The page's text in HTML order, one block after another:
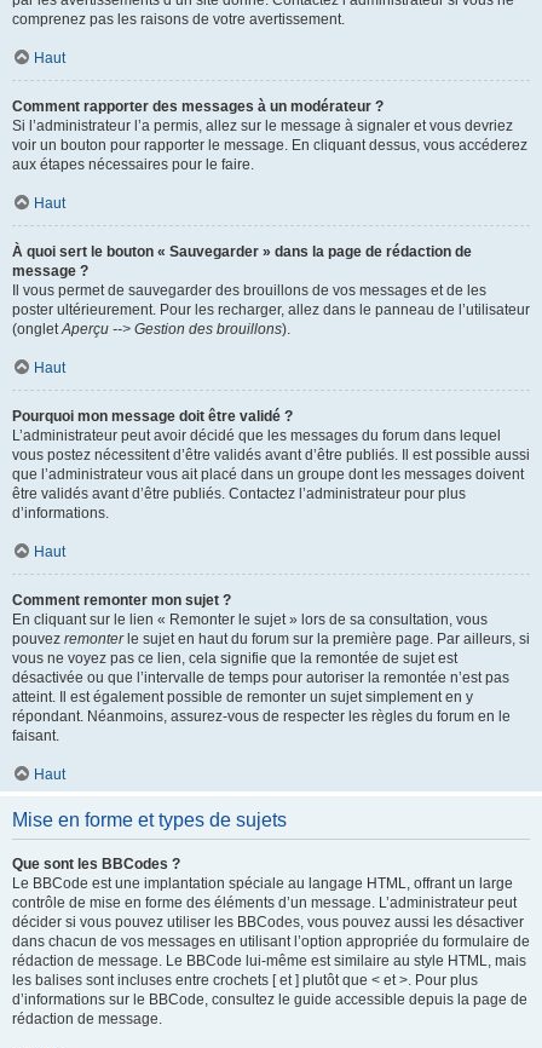
comprenez pas les raisons de votre avertissement.
Haut
Comment rapporter des messages à un modérateur ?
Si l’administrateur l’a permis, allez sur le message à signaler et vous devriez
voir un bouton pour rapporter le message. En cliquant dessus, vous accéderez
aux étapes nécessaires pour le faire.
Haut
À quoi sert le bouton « Sauvegarder » dans la page de rédaction de
message ?
Il vous permet de sauvegarder des brouillons de vos messages et de les
poster ultérieurement. Pour les recharger, allez dans le panneau de l’utilisateur
(ongletAperçu --> Gestion des brouillons).
Haut
Pourquoi mon message doit être validé ?
L’administrateur peut avoir décidé que les messages du forum dans lequel
vous postez nécessitent d’être validés avant d’être publiés. Il est possible aussi
que l’administrateur vous ait placé dans un groupe dont les messages doivent
être validés avant d’être publiés. Contactez l’administrateur pour plus
d’informations.
Haut
Comment remonter mon sujet ?
En cliquant sur le lien « Remonter le sujet » lors de sa consultation, vous
pouvez remonterle sujet en haut du forum sur la première page. Par ailleurs, si
vous ne voyez pas ce lien, cela signifie que la remontée de sujet est
désactivée ou que l’intervalle de temps pour autoriser la remontée n’est pas
atteint. Il est également possible de remonter un sujet simplement en y
répondant. Néanmoins, assurez-vous de respecter les règles du forum en le
faisant.
Haut
Mise en forme et types de sujets
Que sont les BBCodes ?
Le BBCode est une implantation spéciale au langage HTML, offrant un large
contrôle de mise en forme des éléments d’un message. L’administrateur peut
décider si vous pouvez utiliser les BBCodes, vous pouvez aussi les désactiver
dans chacun de vos messages en utilisant l’option appropriée du formulaire de
rédaction de message. Le BBCode lui-même est similaire au style HTML, mais
les balises sont incluses entre crochets [ et ] plutôt que < et >. Pour plus
d’informations sur le BBCode, consultez le guide accessible depuis la page de
rédaction de message.